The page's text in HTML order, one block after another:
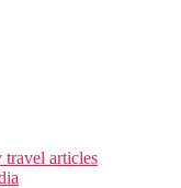
travel articles